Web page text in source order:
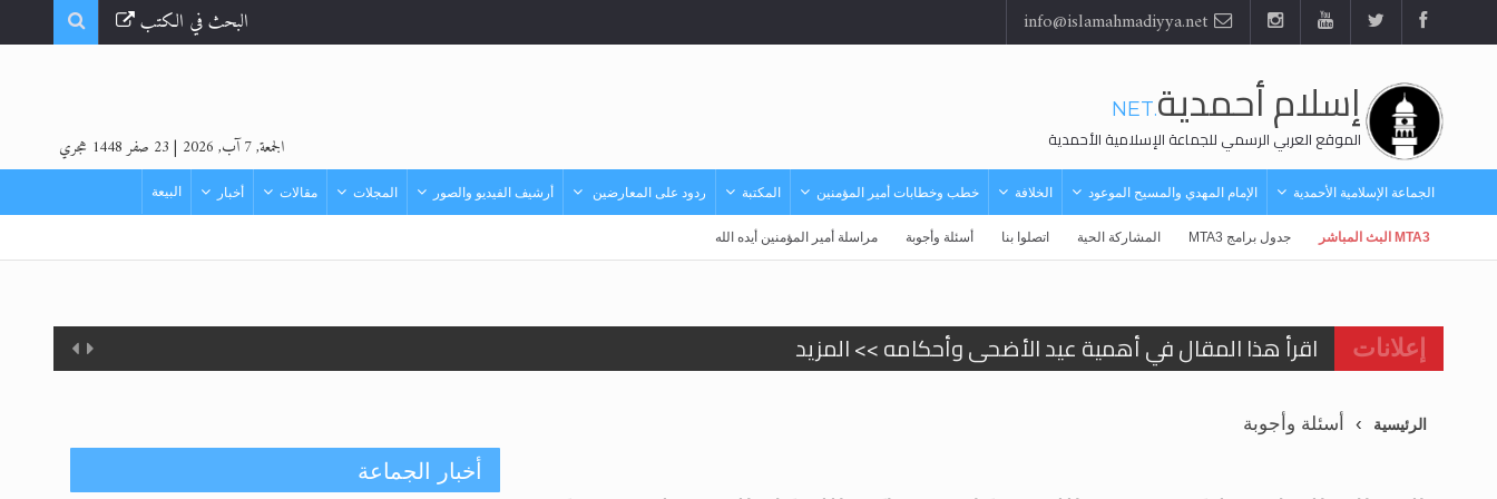
البحث في الكتب
إسلام أحمدية.NET
الموقع العربي الرسمي للجماعة الإسلامية الأحمدية الجمعة, 7 آب, 2026 | 23 صفر 1448 هجري
الجماعة الإسلامية الأحمدية الإمام المهدي والمسيح الموعود الخلافة خطب وخطابات أمير المؤمنين المكتبة ردود على المعارضين أرشيف الفيديو والصور المجلات مقالات أخبار البيعة
MTA3 البث المباشر جدول برامج MTA3 المشاركة الحية اتصلوا بنا أسئلة وأجوبة مراسلة أمير المؤمنين أيده الله
إعلانات
اقرأ هذا المقال في أهمية عيد الأضحى وأحكامه >> المزيد
الحجّ.. دلالات، حِكم، وأهداف >> المزيد
الرئيسية أسئلة وأجوبة
أخبار الجماعة